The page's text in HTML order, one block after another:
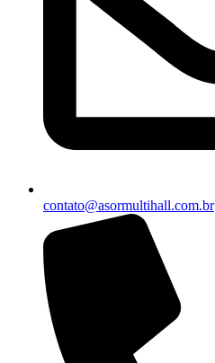
contato@asormultihall.com.br